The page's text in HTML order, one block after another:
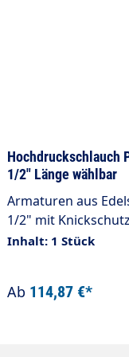
Hochdruckschlauch
1/2" Länge wählbar
Armaturen aus Edelstahl, 150
1/2" mit
Knickschutz blau
Verordnung (EG) Nr.
Inhalt: 1 Stück
Ab 114,87 €*